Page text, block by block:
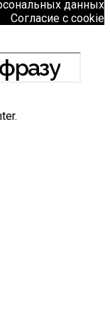
данных
Согласие с cookie